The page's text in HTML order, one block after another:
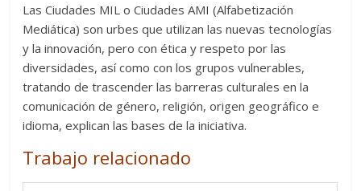
Las Ciudades MIL o Ciudades AMI (Alfabetización
Mediática) son urbes que utilizan las nuevas tecnologías
y la innovación, pero con ética y respeto por las
diversidades, así como con los grupos vulnerables,
tratando de trascender las barreras culturales en la
comunicación de género, religión, origen geográfico e
idioma, explican las bases de la iniciativa.
Trabajo relacionado